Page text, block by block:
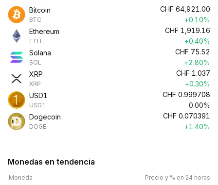
Bitcoin
BTC
CHF 64,921.00
+0.10%
Ethereum
ETH
CHF 1,919.16
+0.40%
Solana
SOL
CHF 75.52
+2.80%
XRP
XRP
CHF 1.037
+0.30%
USD1
USD1
CHF 0.999708
0.00%
Dogecoin
DOGE
CHF 0.070391
+1.40%
Monedas en tendencia
Moneda Precio y % en 24 horas